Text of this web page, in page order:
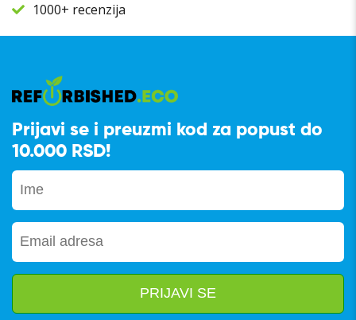
1000+ recenzija
Prijavi se i preuzmi kod za popust do
10.000 RSD!